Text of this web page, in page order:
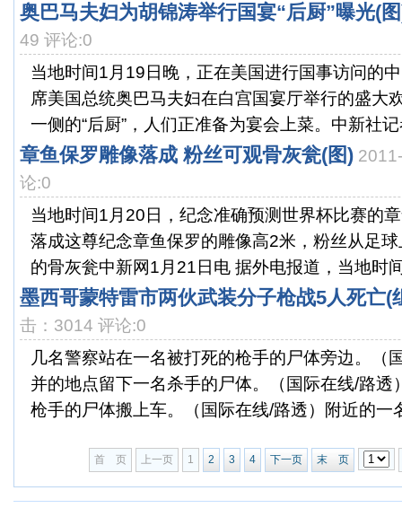
奥巴马夫妇为胡锦涛举行国宴“后厨”曝光(
49 评论:0
当地时间1月19日晚，正在美国进行国事访问的
席美国总统奥巴马夫妇在白宫国宴厅举行的盛大
一侧的“后厨”，人们正准备为宴会上菜。中新社
章鱼保罗雕像落成 粉丝可观骨灰瓮(图)
论:0
当地时间1月20日，纪念准确预测世界杯比赛的
落成这尊纪念章鱼保罗的雕像高2米，粉丝从足
的骨灰瓮中新网1月21日电 据外电报道，当地时
墨西哥蒙特雷市两伙武装分子枪战5人死亡(
击：3014 评论:0
几名警察站在一名被打死的枪手的尸体旁边。（
并的地点留下一名杀手的尸体。（国际在线/路透
枪手的尸体搬上车。（国际在线/路透）附近的一
首 页 上一页 1 2 3 4 下一页 末 页